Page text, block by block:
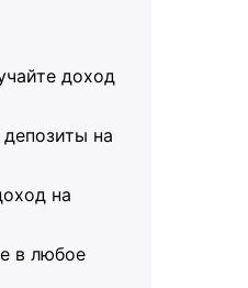
доход
на
на
в любое